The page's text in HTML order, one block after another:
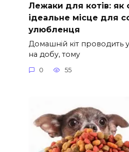
Лежаки для котів: як
ідеальне місце для
улюбленця
Домашній кіт проводить
на добу, тому
0 55